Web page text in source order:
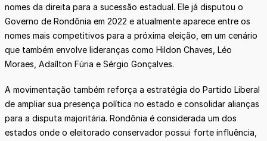
nomes da direita para a sucessão estadual. Ele já disputou o
Governo de Rondônia em 2022 e atualmente aparece entre os
nomes mais competitivos para a próxima eleição, em um cenário
que também envolve lideranças como Hildon Chaves, Léo
Moraes, Adaílton Fúria e Sérgio Gonçalves.
A movimentação também reforça a estratégia do Partido Liberal
de ampliar sua presença política no estado e consolidar alianças
para a disputa majoritária. Rondônia é considerada um dos
estados onde o eleitorado conservador possui forte influência,